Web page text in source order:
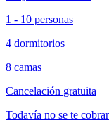
1 - 10 personas
4 dormitorios
8 camas
Cancelación gratuita
Todavía no se te